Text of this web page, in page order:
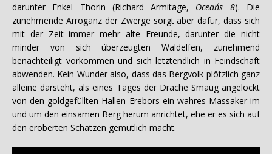
darunter Enkel Thorin (Richard Armitage, Ocean´s 8). Die
zunehmende Arroganz der Zwerge sorgt aber dafür, dass sich
mit der Zeit immer mehr alte Freunde, darunter die nicht
minder von sich überzeugten Waldelfen, zunehmend
benachteiligt vorkommen und sich letztendlich in Feindschaft
abwenden. Kein Wunder also, dass das Bergvolk plötzlich ganz
alleine darsteht, als eines Tages der Drache Smaug angelockt
von den goldgefüllten Hallen Erebors ein wahres Massaker im
und um den einsamen Berg herum anrichtet, ehe er es sich auf
den eroberten Schätzen gemütlich macht.